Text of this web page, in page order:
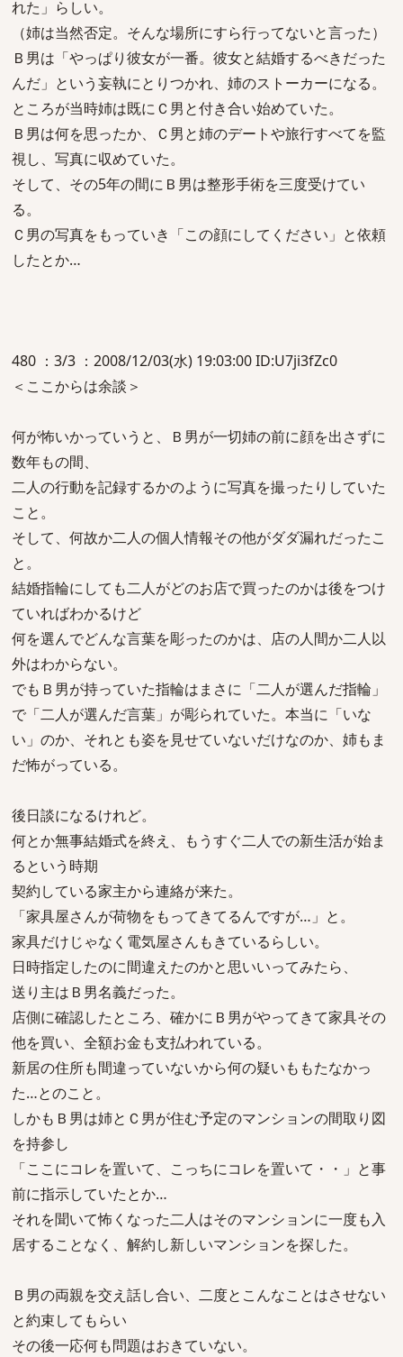
れた」らしい。
（姉は当然否定。そんな場所にすら行ってないと言った）
Ｂ男は「やっぱり彼女が一番。彼女と結婚するべきだった
んだ」という妄執にとりつかれ、姉のストーカーになる。
ところが当時姉は既にＣ男と付き合い始めていた。
Ｂ男は何を思ったか、Ｃ男と姉のデートや旅行すべてを監
視し、写真に収めていた。
そして、その5年の間にＢ男は整形手術を三度受けてい
る。
Ｃ男の写真をもっていき「この顔にしてください」と依頼
したとか…
480 ：3/3 ：2008/12/03(水) 19:03:00 ID:U7ji3fZc0
＜ここからは余談＞
何が怖いかっていうと、Ｂ男が一切姉の前に顔を出さずに
数年もの間、
二人の行動を記録するかのように写真を撮ったりしていた
こと。
そして、何故か二人の個人情報その他がダダ漏れだったこ
と。
結婚指輪にしても二人がどのお店で買ったのかは後をつけ
ていればわかるけど
何を選んでどんな言葉を彫ったのかは、店の人間か二人以
外はわからない。
でもＢ男が持っていた指輪はまさに「二人が選んだ指輪」
で「二人が選んだ言葉」が彫られていた。本当に「いな
い」のか、それとも姿を見せていないだけなのか、姉もま
だ怖がっている。
後日談になるけれど。
何とか無事結婚式を終え、もうすぐ二人での新生活が始ま
るという時期
契約している家主から連絡が来た。
「家具屋さんが荷物をもってきてるんですが…」と。
家具だけじゃなく電気屋さんもきているらしい。
日時指定したのに間違えたのかと思いいってみたら、
送り主はＢ男名義だった。
店側に確認したところ、確かにＢ男がやってきて家具その
他を買い、全額お金も支払われている。
新居の住所も間違っていないから何の疑いももたなかっ
た…とのこと。
しかもＢ男は姉とＣ男が住む予定のマンションの間取り図
を持参し
「ここにコレを置いて、こっちにコレを置いて・・」と事
前に指示していたとか…
それを聞いて怖くなった二人はそのマンションに一度も入
居することなく、解約し新しいマンションを探した。
Ｂ男の両親を交え話し合い、二度とこんなことはさせない
と約束してもらい
その後一応何も問題はおきていない。